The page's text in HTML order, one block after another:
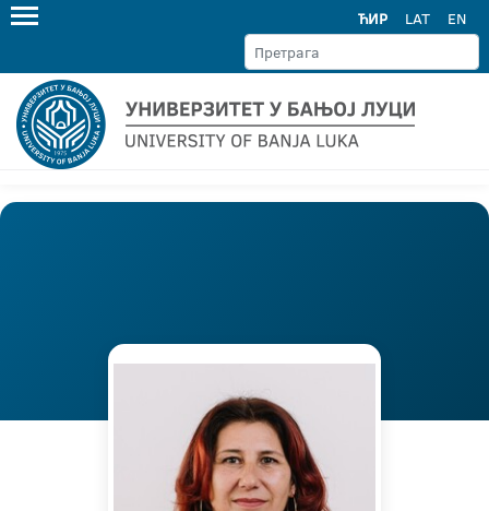
ЋИР LAT EN